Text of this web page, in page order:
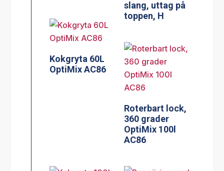
slang, uttag på
toppen, H
Kokgryta 60L
OptiMix AC86
Roterbart lock,
360 grader
OptiMix 100l
AC86